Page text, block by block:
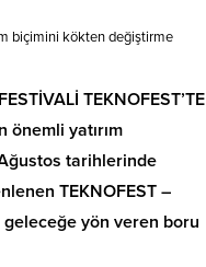
biçimini kökten değiştirme
TEKNOFEST’TE
önemli yatırım
tarihlerinde
TEKNOFEST –
geleceğe yön veren boru